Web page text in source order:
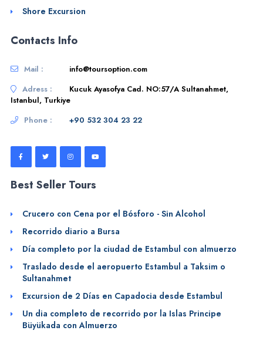
Shore Excursion
Contacts Info
Mail :
info@toursoption.com
Adress :
Kucuk Ayasofya Cad. NO:57/A Sultanahmet,
Istanbul, Turkiye
Phone :
+90 532 304 23 22
Best Seller Tours
Crucero con Cena por el Bósforo - Sin Alcohol
Recorrido diario a Bursa
Día completo por la ciudad de Estambul con almuerzo
Traslado desde el aeropuerto Estambul a Taksim o
Sultanahmet
Excursion de 2 Días en Capadocia desde Estambul
Un dia completo de recorrido por la Islas Principe
Büyükada con Almuerzo